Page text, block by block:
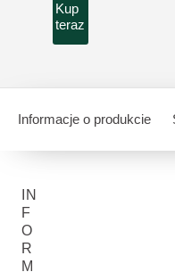
Kup
teraz
Informacje o produkcie
IN
F
O
R
M